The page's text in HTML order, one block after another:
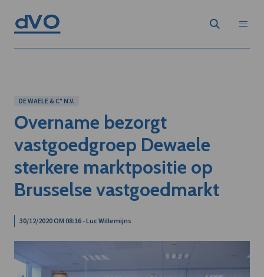
DE WAELE & C° N.V.
Overname bezorgt
vastgoedgroep Dewaele
sterkere marktpositie op
Brusselse vastgoedmarkt
30/12/2020 OM 08:16 - Luc Willemijns